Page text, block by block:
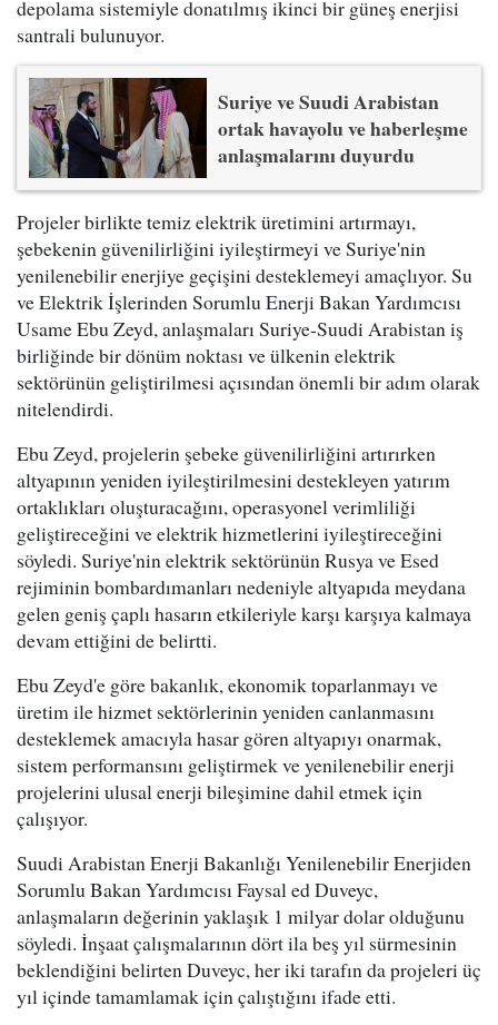
depolama sistemiyle donatılmış ikinci bir güneş enerjisi
santrali bulunuyor.
Suriye ve Suudi Arabistan
ortak havayolu ve haberleşme
anlaşmalarını duyurdu
Projeler birlikte temiz elektrik üretimini artırmayı,
şebekenin güvenilirliğini iyileştirmeyi ve Suriye'nin
yenilenebilir enerjiye geçişini desteklemeyi amaçlıyor. Su
ve Elektrik İşlerinden Sorumlu Enerji Bakan Yardımcısı
Usame Ebu Zeyd, anlaşmaları Suriye-Suudi Arabistan iş
birliğinde bir dönüm noktası ve ülkenin elektrik
sektörünün geliştirilmesi açısından önemli bir adım olarak
nitelendirdi.
Ebu Zeyd, projelerin şebeke güvenilirliğini artırırken
altyapının yeniden iyileştirilmesini destekleyen yatırım
ortaklıkları oluşturacağını, operasyonel verimliliği
geliştireceğini ve elektrik hizmetlerini iyileştireceğini
söyledi. Suriye'nin elektrik sektörünün Rusya ve Esed
rejiminin bombardımanları nedeniyle altyapıda meydana
gelen geniş çaplı hasarın etkileriyle karşı karşıya kalmaya
devam ettiğini de belirtti.
Ebu Zeyd'e göre bakanlık, ekonomik toparlanmayı ve
üretim ile hizmet sektörlerinin yeniden canlanmasını
desteklemek amacıyla hasar gören altyapıyı onarmak,
sistem performansını geliştirmek ve yenilenebilir enerji
projelerini ulusal enerji bileşimine dahil etmek için
çalışıyor.
Suudi Arabistan Enerji Bakanlığı Yenilenebilir Enerjiden
Sorumlu Bakan Yardımcısı Faysal ed Duveyc,
anlaşmaların değerinin yaklaşık 1 milyar dolar olduğunu
söyledi. İnşaat çalışmalarının dört ila beş yıl sürmesinin
beklendiğini belirten Duveyc, her iki tarafın da projeleri üç
yıl içinde tamamlamak için çalıştığını ifade etti.